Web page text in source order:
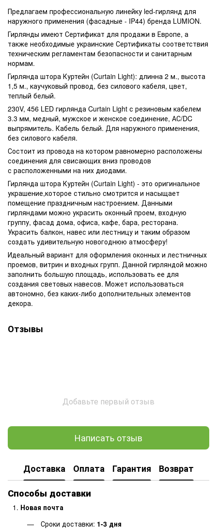
Предлагаем профессиональную линейку led-гирлянд для
наружного применения (фасадные - IP44) бренда LUMION.
Гирлянды имеют Сертификат для продажи в Европе, а
также необходимые украинские Сертификаты соответствия
техническим регламентам безопасности и санитарным
нормам.
Гирлянда штора Куртейн (Curtain Light): длинна 2 м., высота
1,5 м., каучуковый провод, без силового кабеля, цвет,
теплый белый.
230V, 456 LED гирлянда Curtain Light с резиновым кабелем
3.3 мм, медный, мужское и женское соединение, АС/DC
выпрямитель. Кабель белый. Для наружного применения,
без силового кабеля.
Состоит из провода на котором равномерно расположены
соединения для свисающих вниз проводов
с расположенными на них диодами.
Гирлянда штора Куртейн (Curtain Light) - это оригинальное
украшение,которое стильно смотрится и насыщает
помещение праздничным настроением. Данными
гирляндами можно украсить оконный проем, входную
группу, фасад дома, офиса, кафе, бара, ресторана.
Украсить балкон, навес или лестницу и таким образом
создать удивительную новогоднюю атмосферу!
Идеальный вариант для оформления оконных и лестничных
проемов, витрин и входных групп. Данной гирляндой можно
заполнить большую площадь, использовать ее для
создания световых навесов. Может использоваться
автономно, без каких-либо дополнительных элементов
декора.
Отзывы
Добавьте первый отзыв
Написать отзыв
Доставка Оплата Гарантия
Возврат
Способы доставки
Новая почта
Сроки доставки: 1-3 дня